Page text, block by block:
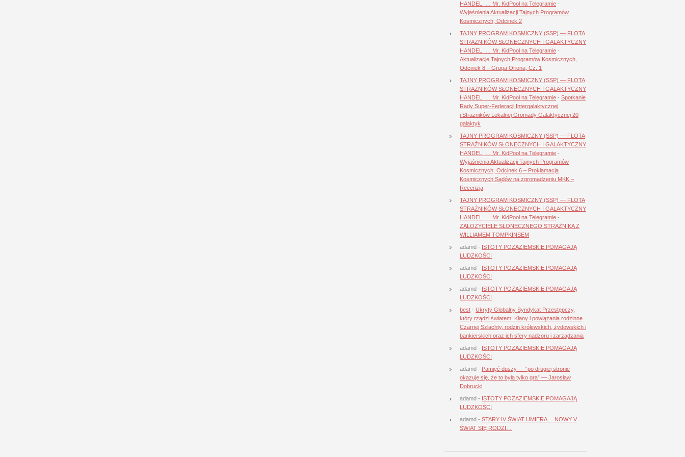
HANDEL. … Mr. KidPool na Telegramie -
Wyjaśnienia Aktualizacji Tajnych Programów
Kosmicznych, Odcinek 2
TAJNY PROGRAM KOSMICZNY (SSP) — FLOTA
STRAŻNIKÓW SŁONECZNYCH I GALAKTYCZNY
HANDEL. … Mr. KidPool na Telegramie -
Aktualizacje Tajnych Programów Kosmicznych,
Odcinek 8 – Grupa Oriona, Cz. 1
TAJNY PROGRAM KOSMICZNY (SSP) — FLOTA
STRAŻNIKÓW SŁONECZNYCH I GALAKTYCZNY
HANDEL. … Mr. KidPool na Telegramie - Spotkanie
Rady Super-Federacji Intergalaktycznej
i Strażników Lokalnej Gromady Galaktycznej 20
galaktyk
TAJNY PROGRAM KOSMICZNY (SSP) — FLOTA
STRAŻNIKÓW SŁONECZNYCH I GALAKTYCZNY
HANDEL. … Mr. KidPool na Telegramie -
Wyjaśnienia Aktualizacji Tajnych Programów
Kosmicznych, Odcinek 6 – Proklamacja
Kosmicznych Sądów na zgromadzeniu MKK –
Recenzja
TAJNY PROGRAM KOSMICZNY (SSP) — FLOTA
STRAŻNIKÓW SŁONECZNYCH I GALAKTYCZNY
HANDEL. … Mr. KidPool na Telegramie -
ZAŁOŻYCIELE SŁONECZNEGO STRAŻNIKA Z
WILLIAMEM TOMPKINSEM
adamd - ISTOTY POZAZIEMSKIE POMAGAJĄ
LUDZKOŚCI
adamd - ISTOTY POZAZIEMSKIE POMAGAJĄ
LUDZKOŚCI
adamd - ISTOTY POZAZIEMSKIE POMAGAJĄ
LUDZKOŚCI
best - Ukryty Globalny Syndykat Przestępczy,
który rządzi światem: Klany i powiązania rodzinne
Czarnej Szlachty, rodzin królewskich, żydowskich i
bankierskich oraz ich sfery nadzoru i zarządzania
adamd - ISTOTY POZAZIEMSKIE POMAGAJĄ
LUDZKOŚCI
adamd - Pamięć duszy — “po drugiej stronie
okazuje się, że to była tylko gra” — Jarosław
Dobrucki
adamd - ISTOTY POZAZIEMSKIE POMAGAJĄ
LUDZKOŚCI
adamd - STARY IV ŚWIAT UMIERA… NOWY V
ŚWIAT SIĘ RODZI…